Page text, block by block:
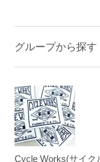
グループから探す
Cycle Works(サイク